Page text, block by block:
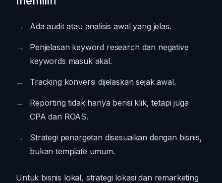
Ada audit atau analisis awal yang jelas.
Penjelasan keyword research dan negative
keywords masuk akal.
Tracking konversi dijelaskan sejak awal.
Reporting tidak hanya berisi klik, tetapi juga
CPA dan ROAS.
Strategi penargetan disesuaikan dengan bisnis,
bukan template umum.
Untuk bisnis lokal, strategi lokasi dan remarketing